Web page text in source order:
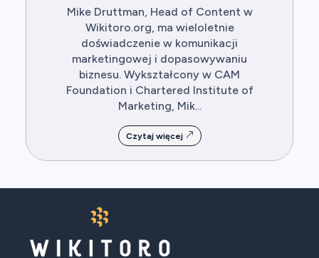
Mike Druttman, Head of Content w
Wikitoro.org, ma wieloletnie
doświadczenie w komunikacji
marketingowej i dopasowywaniu
biznesu. Wykształcony w CAM
Foundation i Chartered Institute of
Marketing, Mik...
Czytaj więcej